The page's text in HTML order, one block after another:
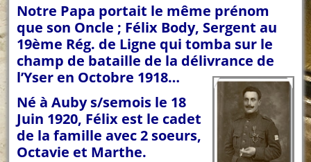
Notre Papa portait le même prénom
que son Oncle ; Félix Body, Sergent au
19ème Rég. de Ligne qui tomba sur le
champ de bataille de la délivrance de
l’Yser en Octobre 1918…
Né à Auby s/semois le 18
Juin 1920, Félix est le cadet
de la famille avec 2 soeurs,
Octavie et Marthe.